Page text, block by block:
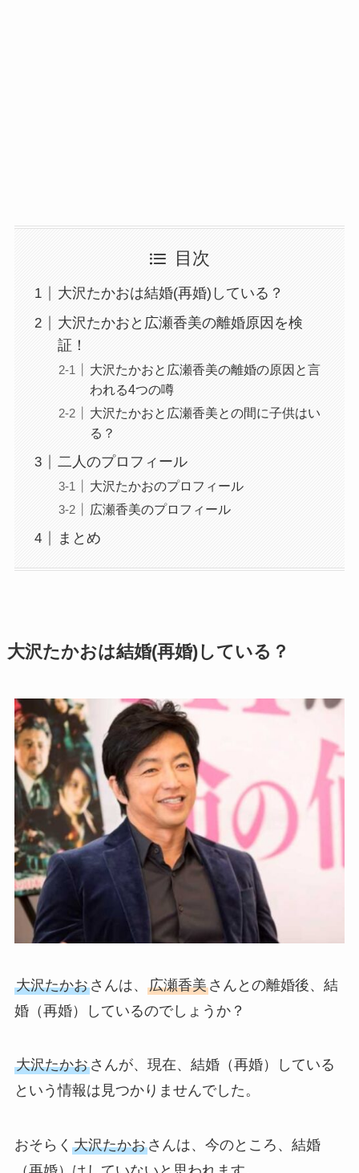
目次
大沢たかおは結婚(再婚)している？
大沢たかおと広瀬香美の離婚原因を検
証！
大沢たかおと広瀬香美の離婚の原因と言
われる4つの噂
大沢たかおと広瀬香美との間に子供はい
る？
二人のプロフィール
大沢たかおのプロフィール
広瀬香美のプロフィール
まとめ
大沢たかおは結婚(再婚)している？
大沢たかおさんは、 広瀬香美さんとの離婚後、結
婚（再婚）しているのでしょうか？
大沢たかおさんが、現在、結婚（再婚）している
という情報は見つかりませんでした。
おそらく 大沢たかおさんは、今のところ、結婚